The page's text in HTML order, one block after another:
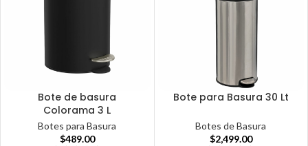
Bote de basura
Colorama 3 L
Botes para Basura
$489.00
Bote para Basura 30 Lt
Botes de Basura
$2,499.00